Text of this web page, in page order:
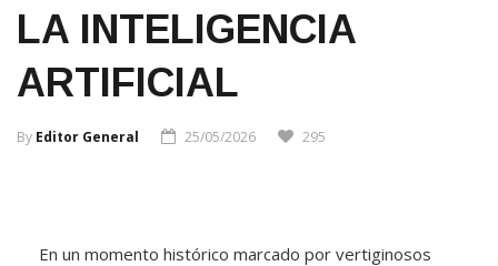
LA INTELIGENCIA
ARTIFICIAL
By Editor General 25/05/2026 295
En un momento histórico marcado por vertiginosos